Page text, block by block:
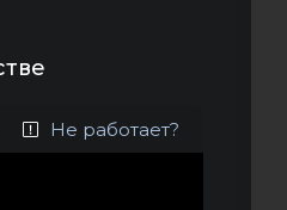
Не работает?